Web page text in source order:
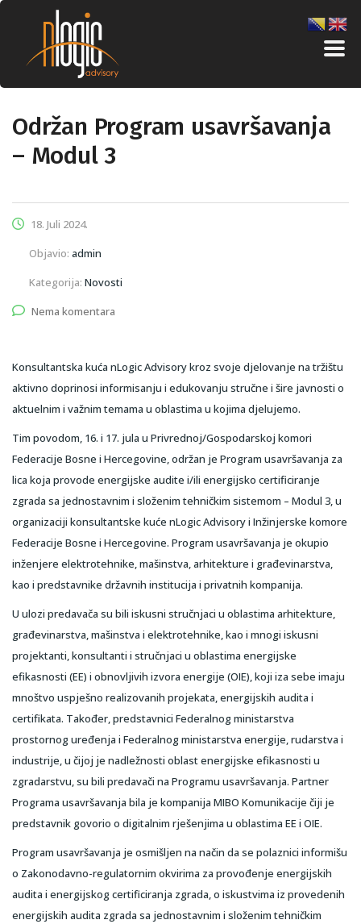
Održan Program usavršavanja
– Modul 3
18. Juli 2024.
Objavio: admin
Kategorija: Novosti
Nema komentara
Konsultantska kuća nLogic Advisory kroz svoje djelovanje na tržištu
aktivno doprinosi informisanju i edukovanju stručne i šire javnosti o
aktuelnim i važnim temama u oblastima u kojima djelujemo.
Tim povodom, 16. i 17. jula u Privrednoj/Gospodarskoj komori
Federacije Bosne i Hercegovine, održan je Program usavršavanja za
lica koja provode energijske audite i/ili energijsko certificiranje
zgrada sa jednostavnim i složenim tehničkim sistemom – Modul 3, u
organizaciji konsultantske kuće nLogic Advisory i Inžinjerske komore
Federacije Bosne i Hercegovine. Program usavršavanja je okupio
inženjere elektrotehnike, mašinstva, arhitekture i građevinarstva,
kao i predstavnike državnih institucija i privatnih kompanija.
U ulozi predavača su bili iskusni stručnjaci u oblastima arhitekture,
građevinarstva, mašinstva i elektrotehnike, kao i mnogi iskusni
projektanti, konsultanti i stručnjaci u oblastima energijske
efikasnosti (EE) i obnovljivih izvora energije (OIE), koji iza sebe imaju
mnoštvo uspješno realizovanih projekata, energijskih audita i
certifikata. Također, predstavnici Federalnog ministarstva
prostornog uređenja i Federalnog ministarstva energije, rudarstva i
industrije, u čijoj je nadležnosti oblast energijske efikasnosti u
zgradarstvu, su bili predavači na Programu usavršavanja. Partner
Programa usavršavanja bila je kompanija MIBO Komunikacije čiji je
predstavnik govorio o digitalnim rješenjima u oblastima EE i OIE.
Program usavršavanja je osmišljen na način da se polaznici informišu
o Zakonodavno-regulatornim okvirima za provođenje energijskih
audita i energijskog certificiranja zgrada, o iskustvima iz provedenih
energijskih audita zgrada sa jednostavnim i složenim tehničkim